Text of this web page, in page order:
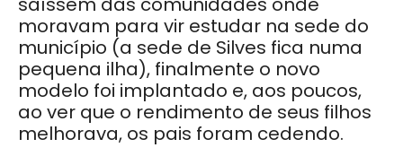
moravam para vir estudar na sede do
município (a sede de Silves fica numa
pequena ilha), finalmente o novo
modelo foi implantado e, aos poucos,
ao ver que o rendimento de seus filhos
melhorava, os pais foram cedendo.